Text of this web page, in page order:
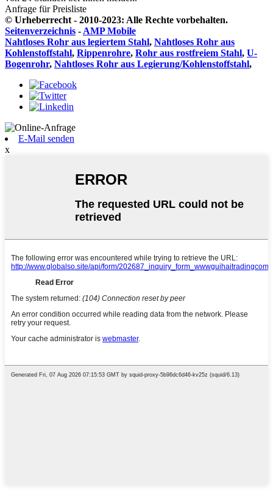
Anfrage für Preisliste
© Urheberrecht - 2010-2023: Alle Rechte vorbehalten.
Seitenverzeichnis - AMP Mobile
Nahtloses Rohr aus legiertem Stahl, Nahtloses Rohr aus
Kohlenstoffstahl, Rippenrohre, Rohr aus rostfreiem Stahl, U-
Bogenrohr, Nahtloses Rohr aus Legierung/Kohlenstoffstahl,
E-Mail senden
x